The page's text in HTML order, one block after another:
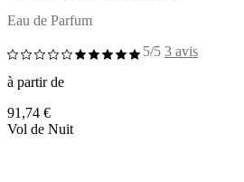
Eau de Parfum
5/5 3 avis
à partir de
91,74 €
Vol de Nuit